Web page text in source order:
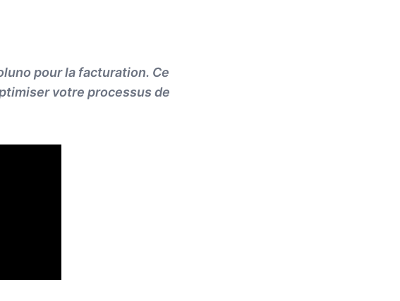
pour la facturation. Ce
votre processus de